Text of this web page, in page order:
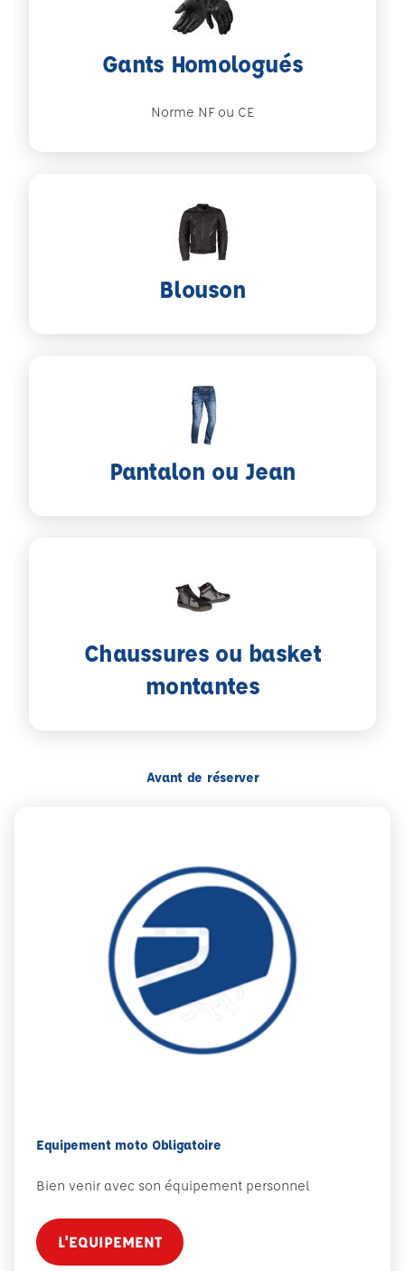
Gants Homologués
Norme NF ou CE
Blouson
Pantalon ou Jean
Chaussures ou basket
montantes
Avant de réserver
Equipement moto Obligatoire
Bien venir avec son équipement personnel
L'EQUIPEMENT